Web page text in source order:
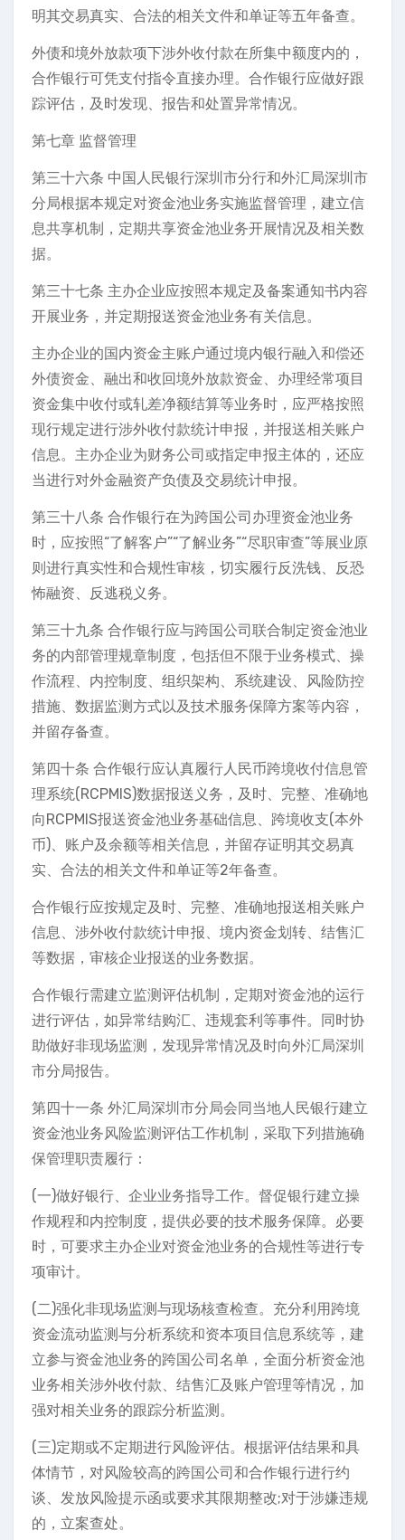
明其交易真实、合法的相关文件和单证等五年备查。
外债和境外放款项下涉外收付款在所集中额度内的，
合作银行可凭支付指令直接办理。合作银行应做好跟
踪评估，及时发现、报告和处置异常情况。
第七章 监督管理
第三十六条 中国人民银行深圳市分行和外汇局深圳市
分局根据本规定对资金池业务实施监督管理，建立信
息共享机制，定期共享资金池业务开展情况及相关数
据。
第三十七条 主办企业应按照本规定及备案通知书内容
开展业务，并定期报送资金池业务有关信息。
主办企业的国内资金主账户通过境内银行融入和偿还
外债资金、融出和收回境外放款资金、办理经常项目
资金集中收付或轧差净额结算等业务时，应严格按照
现行规定进行涉外收付款统计申报，并报送相关账户
信息。主办企业为财务公司或指定申报主体的，还应
当进行对外金融资产负债及交易统计申报。
第三十八条 合作银行在为跨国公司办理资金池业务
时，应按照“了解客户”“了解业务”“尽职审查”等展业原
则进行真实性和合规性审核，切实履行反洗钱、反恐
怖融资、反逃税义务。
第三十九条 合作银行应与跨国公司联合制定资金池业
务的内部管理规章制度，包括但不限于业务模式、操
作流程、内控制度、组织架构、系统建设、风险防控
措施、数据监测方式以及技术服务保障方案等内容，
并留存备查。
第四十条 合作银行应认真履行人民币跨境收付信息管
理系统(RCPMIS)数据报送义务，及时、完整、准确地
向RCPMIS报送资金池业务基础信息、跨境收支(本外
币)、账户及余额等相关信息，并留存证明其交易真
实、合法的相关文件和单证等2年备查。
合作银行应按规定及时、完整、准确地报送相关账户
信息、涉外收付款统计申报、境内资金划转、结售汇
等数据，审核企业报送的业务数据。
合作银行需建立监测评估机制，定期对资金池的运行
进行评估，如异常结购汇、违规套利等事件。同时协
助做好非现场监测，发现异常情况及时向外汇局深圳
市分局报告。
第四十一条 外汇局深圳市分局会同当地人民银行建立
资金池业务风险监测评估工作机制，采取下列措施确
保管理职责履行：
(一)做好银行、企业业务指导工作。督促银行建立操
作规程和内控制度，提供必要的技术服务保障。必要
时，可要求主办企业对资金池业务的合规性等进行专
项审计。
(二)强化非现场监测与现场核查检查。充分利用跨境
资金流动监测与分析系统和资本项目信息系统等，建
立参与资金池业务的跨国公司名单，全面分析资金池
业务相关涉外收付款、结售汇及账户管理等情况，加
强对相关业务的跟踪分析监测。
(三)定期或不定期进行风险评估。根据评估结果和具
体情节，对风险较高的跨国公司和合作银行进行约
谈、发放风险提示函或要求其限期整改;对于涉嫌违规
的，立案查处。